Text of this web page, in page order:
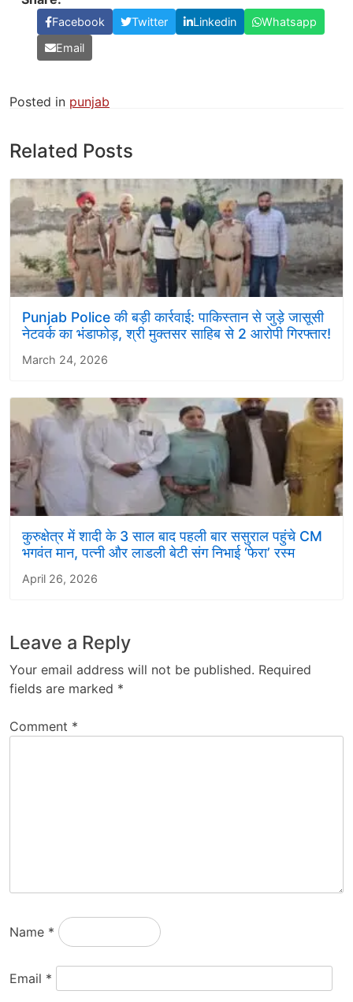
Facebook Twitter Linkedin
Whatsapp
Email
Posted in punjab
Related Posts
Punjab Police की बड़ी कार्रवाई: पाकिस्तान से जुड़े जासूसी
नेटवर्क का भंडाफोड़, श्री मुक्तसर साहिब से 2 आरोपी गिरफ्तार!
March 24, 2026
कुरुक्षेत्र में शादी के 3 साल बाद पहली बार ससुराल पहुंचे CM
भगवंत मान, पत्नी और लाडली बेटी संग निभाई ‘फेरा’ रस्म
April 26, 2026
Leave a Reply
Your email address will not be published. Required
fields are marked *
Comment *
Name *
Email *